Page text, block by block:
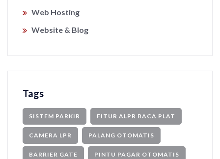
Web Hosting
Website & Blog
Tags
SISTEM PARKIR FITUR ALPR BACA PLAT
CAMERA LPR PALANG OTOMATIS
BARRIER GATE PINTU PAGAR OTOMATIS